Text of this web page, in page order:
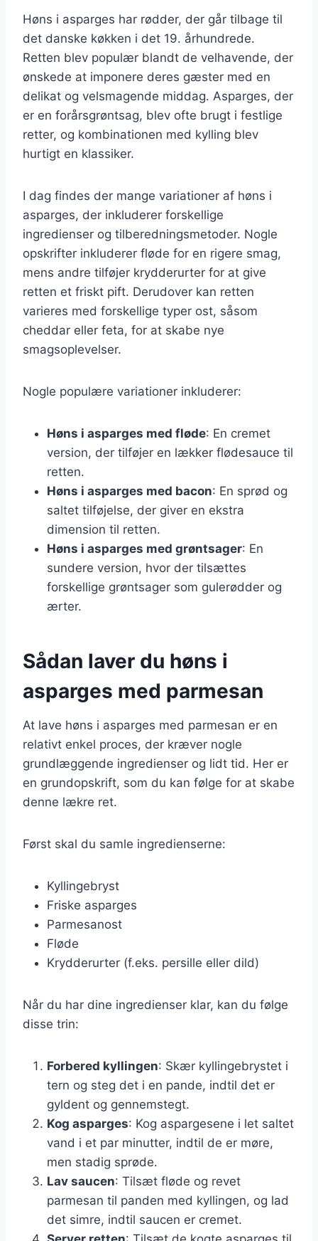
Høns i asparges har rødder, der går tilbage til
det danske køkken i det 19. århundrede.
Retten blev populær blandt de velhavende, der
ønskede at imponere deres gæster med en
delikat og velsmagende middag. Asparges, der
er en forårsgrøntsag, blev ofte brugt i festlige
retter, og kombinationen med kylling blev
hurtigt en klassiker.
I dag findes der mange variationer af høns i
asparges, der inkluderer forskellige
ingredienser og tilberedningsmetoder. Nogle
opskrifter inkluderer fløde for en rigere smag,
mens andre tilføjer krydderurter for at give
retten et friskt pift. Derudover kan retten
varieres med forskellige typer ost, såsom
cheddar eller feta, for at skabe nye
smagsoplevelser.
Nogle populære variationer inkluderer:
Høns i asparges med fløde: En cremet
version, der tilføjer en lækker flødesauce til
retten.
Høns i asparges med bacon: En sprød og
saltet tilføjelse, der giver en ekstra
dimension til retten.
Høns i asparges med grøntsager: En
sundere version, hvor der tilsættes
forskellige grøntsager som gulerødder og
ærter.
Sådan laver du høns i
asparges med parmesan
At lave høns i asparges med parmesan er en
relativt enkel proces, der kræver nogle
grundlæggende ingredienser og lidt tid. Her er
en grundopskrift, som du kan følge for at skabe
denne lækre ret.
Først skal du samle ingredienserne:
Kyllingebryst
Friske asparges
Parmesanost
Fløde
Krydderurter (f.eks. persille eller dild)
Når du har dine ingredienser klar, kan du følge
disse trin:
Forbered kyllingen: Skær kyllingebrystet i
tern og steg det i en pande, indtil det er
gyldent og gennemstegt.
Kog asparges: Kog aspargesene i let saltet
vand i et par minutter, indtil de er møre,
men stadig sprøde.
Lav saucen: Tilsæt fløde og revet
parmesan til panden med kyllingen, og lad
det simre, indtil saucen er cremet.